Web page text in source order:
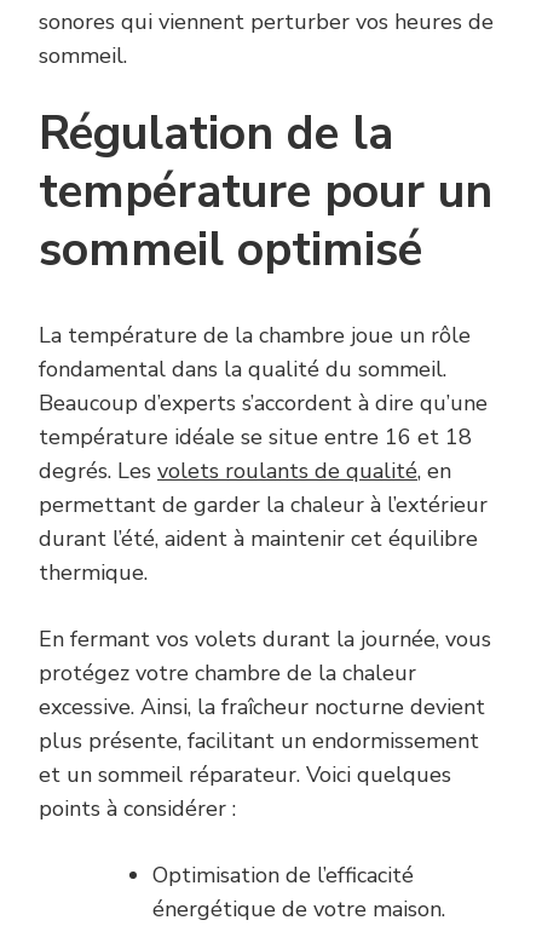
sonores qui viennent perturber vos heures de
sommeil.
Régulation de la
température pour un
sommeil optimisé
La température de la chambre joue un rôle
fondamental dans la qualité du sommeil.
Beaucoup d’experts s’accordent à dire qu’une
température idéale se situe entre 16 et 18
degrés. Les volets roulants de qualité, en
permettant de garder la chaleur à l’extérieur
durant l’été, aident à maintenir cet équilibre
thermique.
En fermant vos volets durant la journée, vous
protégez votre chambre de la chaleur
excessive. Ainsi, la fraîcheur nocturne devient
plus présente, facilitant un endormissement
et un sommeil réparateur. Voici quelques
points à considérer :
Optimisation de l’efficacité
énergétique de votre maison.